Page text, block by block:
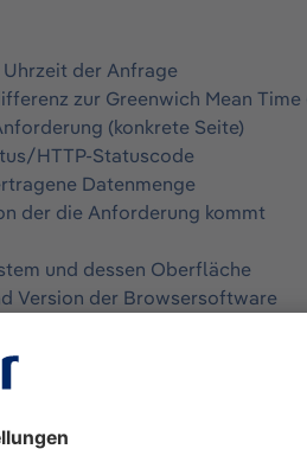
der Anfrage
zur Greenwich Mean Time
(konkrete Seite)
HTTP-Statuscode
Datenmenge
der die Anforderung kommt
und dessen Oberfläche
Version der Browsersoftware
erfolgt – für Nutzer aus der
berechtigten Interesses am
Tagen gespeichert und danach